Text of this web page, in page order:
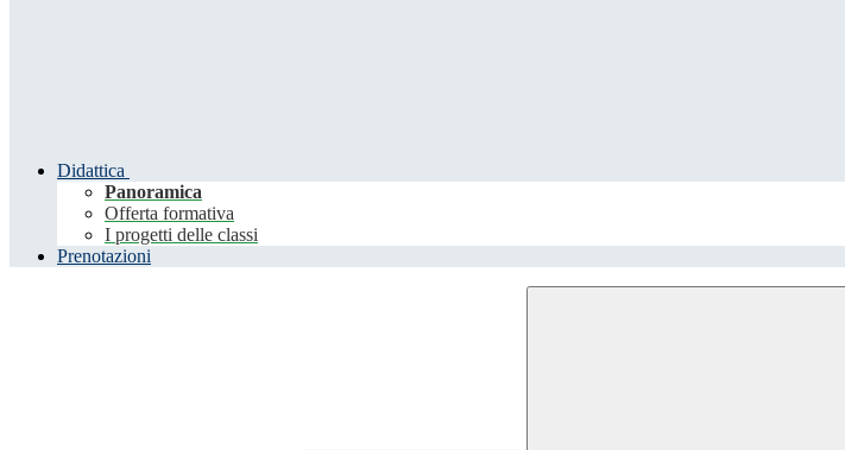
Didattica
Panoramica
Offerta formativa
I progetti delle classi
Prenotazioni